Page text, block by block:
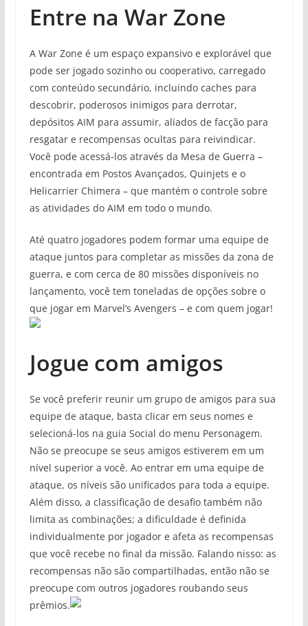
Entre na War Zone
A War Zone é um espaço expansivo e explorável que
pode ser jogado sozinho ou cooperativo, carregado
com conteúdo secundário, incluindo caches para
descobrir, poderosos inimigos para derrotar,
depósitos AIM para assumir, aliados de facção para
resgatar e recompensas ocultas para reivindicar.
Você pode acessá-los através da Mesa de Guerra –
encontrada em Postos Avançados, Quinjets e o
Helicarrier Chimera – que mantém o controle sobre
as atividades do AIM em todo o mundo.
Até quatro jogadores podem formar uma equipe de
ataque juntos para completar as missões da zona de
guerra, e com cerca de 80 missões disponíveis no
lançamento, você tem toneladas de opções sobre o
que jogar em Marvel’s Avengers – e com quem jogar!
Jogue com amigos
Se você preferir reunir um grupo de amigos para sua
equipe de ataque, basta clicar em seus nomes e
selecioná-los na guia Social do menu Personagem.
Não se preocupe se seus amigos estiverem em um
nível superior a você. Ao entrar em uma equipe de
ataque, os níveis são unificados para toda a equipe.
Além disso, a classificação de desafio também não
limita as combinações; a dificuldade é definida
individualmente por jogador e afeta as recompensas
que você recebe no final da missão. Falando nisso: as
recompensas não são compartilhadas, então não se
preocupe com outros jogadores roubando seus
prêmios.